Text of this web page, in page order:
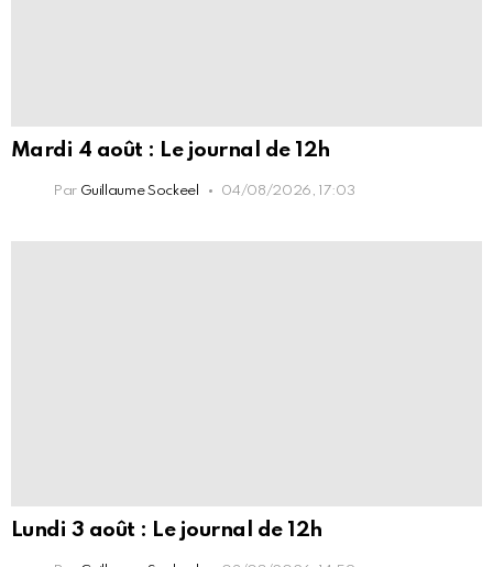
Mardi 4 août : Le journal de 12h
Par Guillaume Sockeel 04/08/2026, 17:03
Lundi 3 août : Le journal de 12h